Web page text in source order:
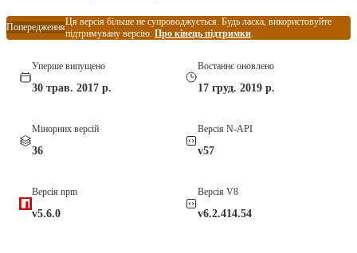
Попередження
Ця версія більше не супроводжується. Будь ласка, використовуйте
підтримувану версію. Про кінець підтримки
Уперше випущено
30 трав. 2017 р.
Востаннє оновлено
17 груд. 2019 р.
Мінорних версій
36
Версія N-API
v57
Версія npm
v5.6.0
Версія V8
v6.2.414.54